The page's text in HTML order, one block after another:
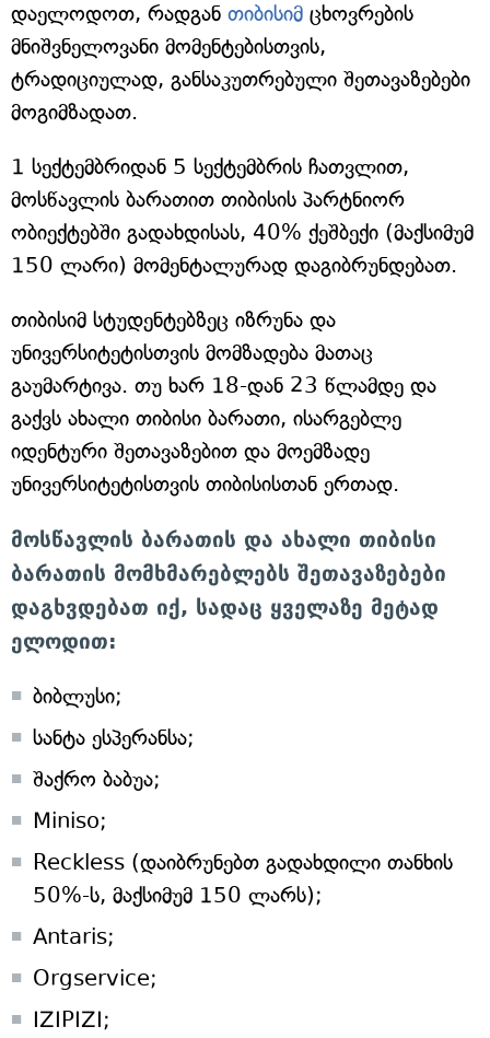
დაელოდოთ, რადგან თიბისიმ ცხოვრების
მნიშვნელოვანი მომენტებისთვის,
ტრადიციულად, განსაკუთრებული შეთავაზებები
მოგიმზადათ.
1 სექტემბრიდან 5 სექტემბრის ჩათვლით,
მოსწავლის ბარათით თიბისის პარტნიორ
ობიექტებში გადახდისას, 40% ქეშბექი (მაქსიმუმ
150 ლარი) მომენტალურად დაგიბრუნდებათ.
თიბისიმ სტუდენტებზეც იზრუნა და
უნივერსიტეტისთვის მომზადება მათაც
გაუმარტივა. თუ ხარ 18-დან 23 წლამდე და
გაქვს ახალი თიბისი ბარათი, ისარგებლე
იდენტური შეთავაზებით და მოემზადე
უნივერსიტეტისთვის თიბისისთან ერთად.
მოსწავლის ბარათის და ახალი თიბისი
ბარათის მომხმარებლებს შეთავაზებები
დაგხვდებათ იქ, სადაც ყველაზე მეტად
ელოდით:
ბიბლუსი;
სანტა ესპერანსა;
შაქრო ბაბუა;
Miniso;
Reckless (დაიბრუნებთ გადახდილი თანხის
50%-ს, მაქსიმუმ 150 ლარს);
Antaris;
Orgservice;
IZIPIZI;